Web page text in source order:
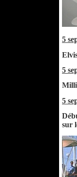
5
5
5
sur